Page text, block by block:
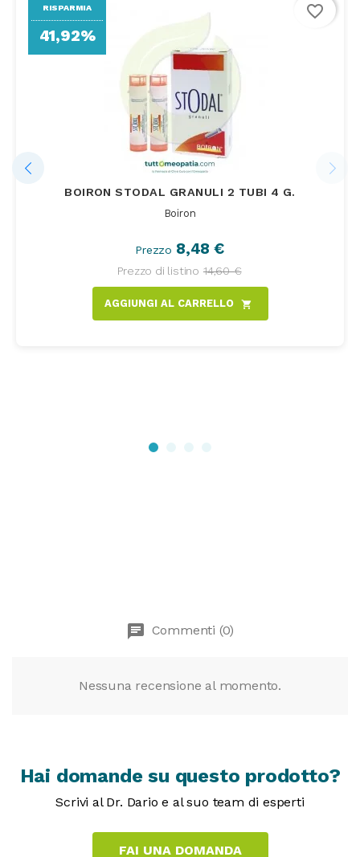
BOIRON STODAL GRANULI 2 TUBI 4 G.
Boiron
Prezzo 8,48 €
Prezzo di listino 14,60 €
AGGIUNGI AL CARRELLO shopping_cart
RISPARMIA
41,92%
favorite_border
chat Commenti (0)
Nessuna recensione al momento.
Hai domande su questo prodotto?
Scrivi al Dr. Dario e al suo team di esperti